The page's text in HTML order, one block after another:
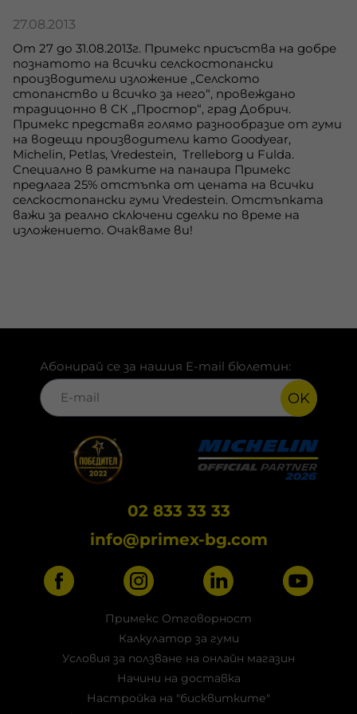
27.08.2013
От 27 до 31.08.2013г. Примекс присъства на добре
познатото на всички селскостопански
производители изложение „Селското
стопанство и всичко за него“, провеждано
традицонно в СК „Простор“, град Добрич.
Примекс представя голямо разнообразие от гуми
на водещи производители като Goodyear,
Michelin, Petlas, Vredestein, Trelleborg и Fulda.
Специално в рамките на панаира Примекс
предлага 25% отстъпка от цената на всички
селскостопански гуми Vredestein. Отстъпката
важи за реално сключени сделки по време на
изложението. Очакваме ви!
Абонирай се за нашия E-mail бюлетин:
OK
02 833 33 33
info@primex-bg.com
Примекс Отговорност
Калкулатор за гуми
Условия за ползване на онлайн магазин
Начини на доставка
Настройка на "бисквитките"